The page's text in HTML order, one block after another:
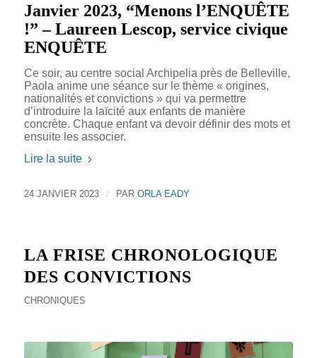
Janvier 2023, “Menons l’ENQUÊTE
!” – Laureen Lescop, service civique
ENQUÊTE
Ce soir, au centre social Archipelia près de Belleville,
Paola anime une séance sur le thème « origines,
nationalités et convictions » qui va permettre
d’introduire la laïcité aux enfants de manière
concrète. Chaque enfant va devoir définir des mots et
ensuite les associer.
Lire la suite
24 JANVIER 2023 / PAR ORLA EADY
LA FRISE CHRONOLOGIQUE
DES CONVICTIONS
CHRONIQUES